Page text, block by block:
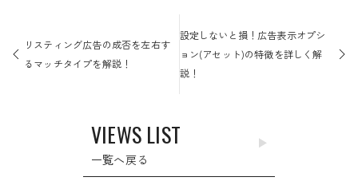
ナ
ビ
リスティング広告の成否を左右す
るマッチタイプを解説！
設定しないと損！広告表示オプシ
ョン(アセット)の特徴を詳しく解
説！
VIEWS LIST
一覧へ戻る